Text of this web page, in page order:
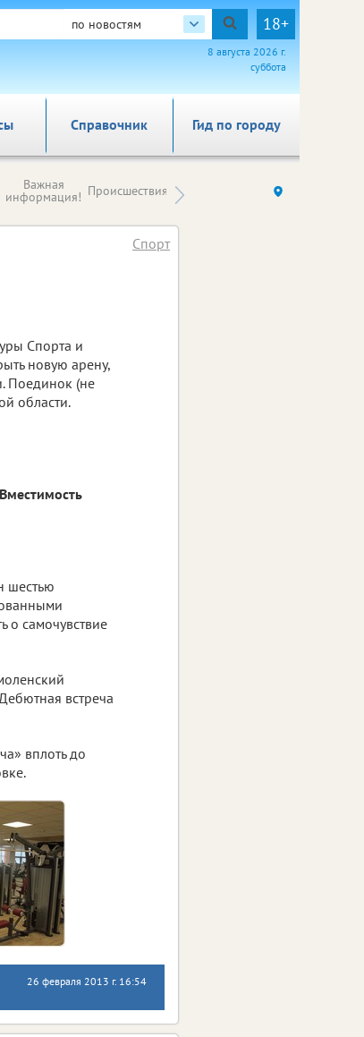
по новостям 18+
8 августа 2026 г.
суббота
Справочник Гид по городу
Важная
информация! Происшествия Здоровье компаний (на
Спорт
Спорта и
новую арену,
Поединок (не
области.
Вместимость
шестью
о самочувствие
встреча
вплоть до
26 февраля 2013 г. 16:54